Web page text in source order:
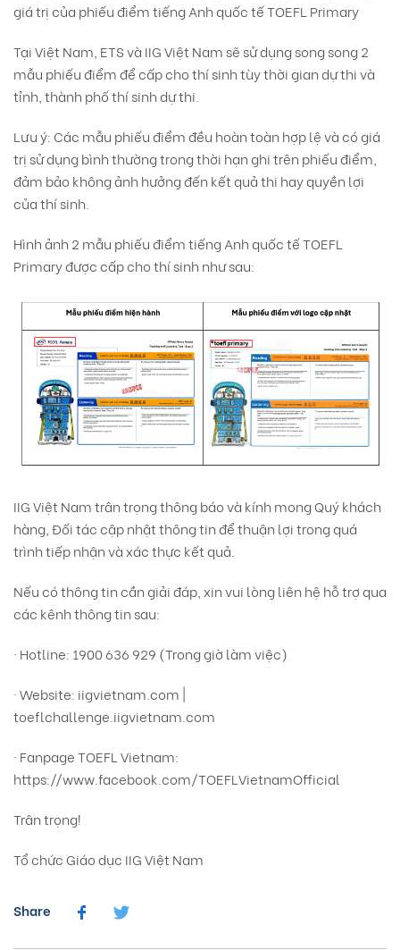
giá trị của phiếu điểm tiếng Anh quốc tế TOEFL Primary
Tại Việt Nam, ETS và IIG Việt Nam sẽ sử dụng song song 2
mẫu phiếu điểm để cấp cho thí sinh tùy thời gian dự thi và
tỉnh, thành phố thí sinh dự thi.
Lưu ý: Các mẫu phiếu điểm đều hoàn toàn hợp lệ và có giá
trị sử dụng bình thường trong thời hạn ghi trên phiếu điểm,
đảm bảo không ảnh hưởng đến kết quả thi hay quyền lợi
của thí sinh.
Hình ảnh 2 mẫu phiếu điểm tiếng Anh quốc tế TOEFL
Primary được cấp cho thí sinh như sau:
IIG Việt Nam trân trọng thông báo và kính mong Quý khách
hàng, Đối tác cập nhật thông tin để thuận lợi trong quá
trình tiếp nhận và xác thực kết quả.
Nếu có thông tin cần giải đáp, xin vui lòng liên hệ hỗ trợ qua
các kênh thông tin sau:
· Hotline: 1900 636 929 (Trong giờ làm việc)
· Website: iigvietnam.com |
toeflchallenge.iigvietnam.com
· Fanpage TOEFL Vietnam:
https://www.facebook.com/TOEFLVietnamOfficial
Trân trọng!
Tổ chức Giáo dục IIG Việt Nam
Share